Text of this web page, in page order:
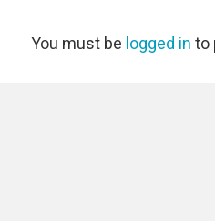
You must be logged in to